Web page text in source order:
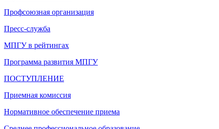
Профсоюзная организация
Пресс-служба
МПГУ в рейтингах
Программа развития МПГУ
ПОСТУПЛЕНИЕ
Приемная комиссия
Нормативное обеспечение приема